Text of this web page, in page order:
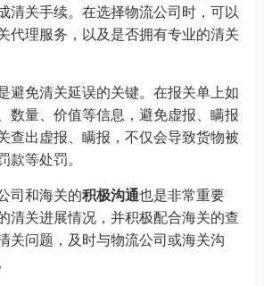
清关手续。在选择物流公司时，可以
代理服务，以及是否拥有专业的清关
避免清关延误的关键。在报关单上如
数量、价值等信息，避免虚报、瞒报
查出虚报、瞒报，不仅会导致货物被
等处罚。
司和海关的积极沟通也是非常重要
清关进展情况，并积极配合海关的查
关问题，及时与物流公司或海关沟